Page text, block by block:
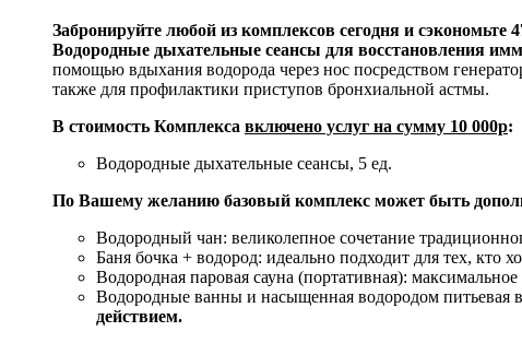
Забронируйте любой из комплексов сегодня и сэкономьте
Водородные дыхательные сеансы для восстановления
помощью вдыхания водорода через нос посредством
также для профилактики приступов бронхиальной астмы.
В стоимость Комплекса включено услуг на сумму 10 000р:
Водородные дыхательные сеансы, 5 ед.
По Вашему желанию базовый комплекс может быть
Водородный чан: великолепное сочетание
Баня бочка + водород: идеально подходит для тех, кто
Водородная паровая сауна (портативная):
Водородные ванны и насыщенная водородом питьевая
действием.